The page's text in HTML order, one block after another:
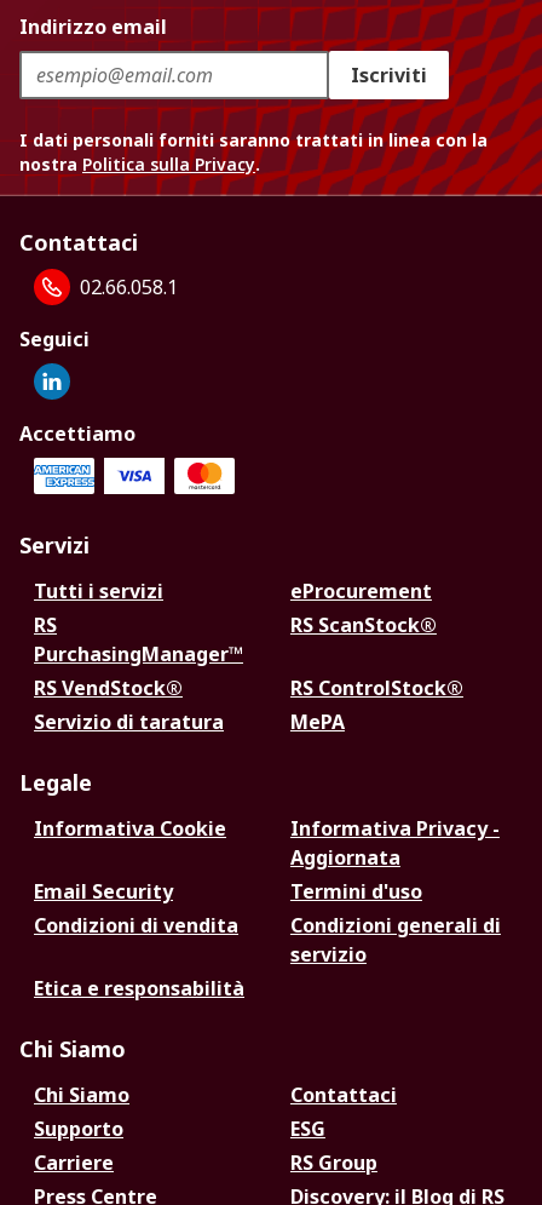
Indirizzo email
Iscriviti
I dati personali forniti saranno trattati in linea con la
nostra Politica sulla Privacy.
Contattaci
02.66.058.1
Seguici
Accettiamo
Servizi
Tutti i servizi
eProcurement
RS
PurchasingManager™
RS ScanStock®
RS VendStock®
RS ControlStock®
Servizio di taratura
MePA
Legale
Informativa Cookie
Informativa Privacy -
Aggiornata
Email Security
Termini d'uso
Condizioni di vendita
Condizioni generali di
servizio
Etica e responsabilità
Chi Siamo
Chi Siamo
Contattaci
Supporto
ESG
Carriere
RS Group
Press Centre
Discovery: il Blog di RS